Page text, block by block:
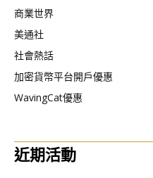
商業世界
美通社
社會熱話
加密貨幣平台開戶優惠
WavingCat優惠
近期活動